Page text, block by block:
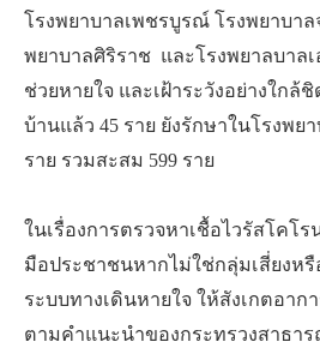
โรงพยาบาลเพชรบูรณ์ โรงพยาบา
พยาบาลศิริราช และโรงพยาลบาล
ช่วยหายใจ และเฝ้าระวังอย่างใก
บ้านแล้ว 45 ราย ยังรักษาในโรงพยา
ราย รวมสะสม 599 ราย
ในเรื่องการตรวจหาเชื้อไวรัสโคโร
มือประชาชนหากไม่ใช่กลุ่มเสี่ยงห
ระบบทางเดินหายใจ ให้สังเกตอาก
ตามคำแนะนำของกระทรวงสาธา